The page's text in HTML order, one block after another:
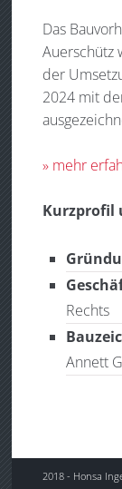
Das
Auerschütz
der
2024 mit
» mehr
Kurzprofil
Rechts
Annett
2018 - Honsa